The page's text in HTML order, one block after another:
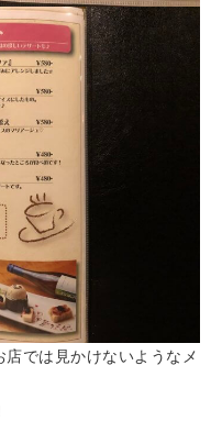
では見かけないようなメ